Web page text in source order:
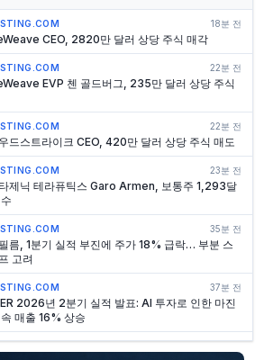
18분 전
CEO, 2820만 달러 상당 주식 매각
22분 전
EVP 첸 골드버그, 235만 달러 상당 주식
22분 전
드스트라이크 CEO, 420만 달러 상당 주식 매도
23분 전
제닉 테라퓨틱스 Garo Armen, 보통주 1,293달
35분 전
름, 1분기 실적 부진에 주가 18% 급락… 부분 스
고려
37분 전
2026년 2분기 실적 발표: AI 투자로 인한 마진
매출 16% 상승
37분 전